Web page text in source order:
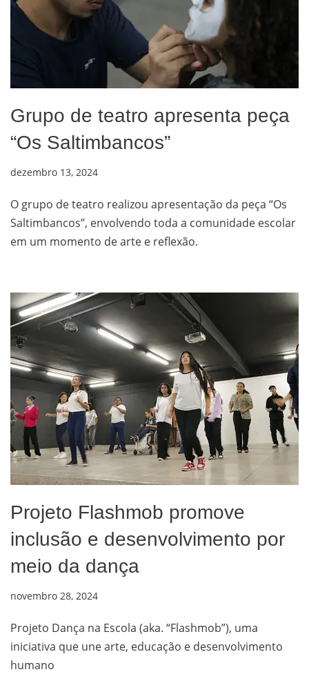
Grupo de teatro apresenta peça
“Os Saltimbancos”
dezembro 13, 2024
O grupo de teatro realizou apresentação da peça “Os
Saltimbancos”, envolvendo toda a comunidade escolar
em um momento de arte e reflexão.
Projeto Flashmob promove
inclusão e desenvolvimento por
meio da dança
novembro 28, 2024
Projeto Dança na Escola (aka. “Flashmob”), uma
iniciativa que une arte, educação e desenvolvimento
humano